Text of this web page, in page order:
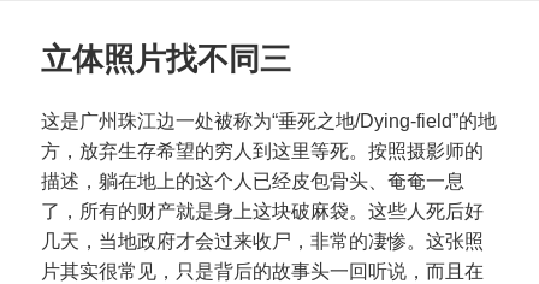
立体照片找不同三
这是广州珠江边一处被称为“垂死之地/Dying-field”的地
方，放弃生存希望的穷人到这里等死。按照摄影师的
描述，躺在地上的这个人已经皮包骨头、奄奄一息
了，所有的财产就是身上这块破麻袋。这些人死后好
几天，当地政府才会过来收尸，非常的凄惨。这张照
片其实很常见，只是背后的故事头一回听说，而且在